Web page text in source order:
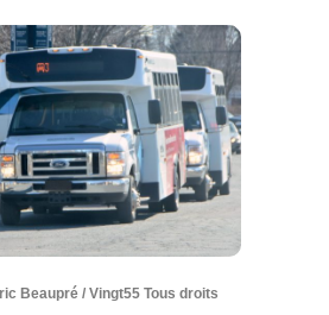
Beaupré / Vingt55 Tous droits